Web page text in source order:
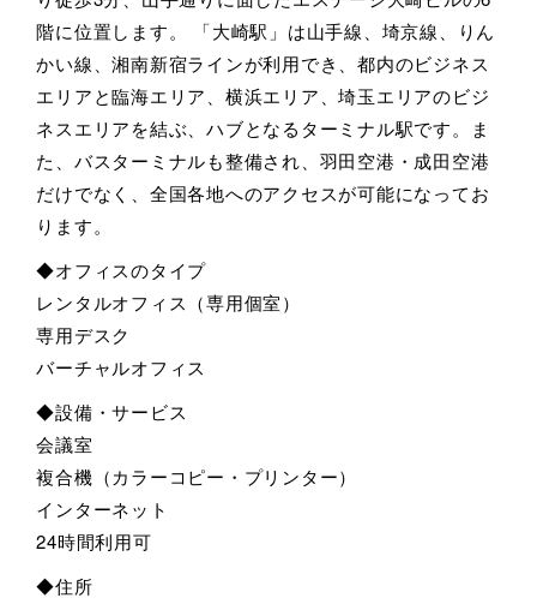
階に位置します。 「大崎駅」は山手線、埼京線、りん
かい線、湘南新宿ラインが利用でき、都内のビジネス
エリアと臨海エリア、横浜エリア、埼玉エリアのビジ
ネスエリアを結ぶ、ハブとなるターミナル駅です。ま
た、バスターミナルも整備され、羽田空港・成田空港
だけでなく、全国各地へのアクセスが可能になってお
ります。
◆オフィスのタイプ
レンタルオフィス（専用個室）
専用デスク
バーチャルオフィス
◆設備・サービス
会議室
複合機（カラーコピー・プリンター）
インターネット
24時間利用可
◆住所